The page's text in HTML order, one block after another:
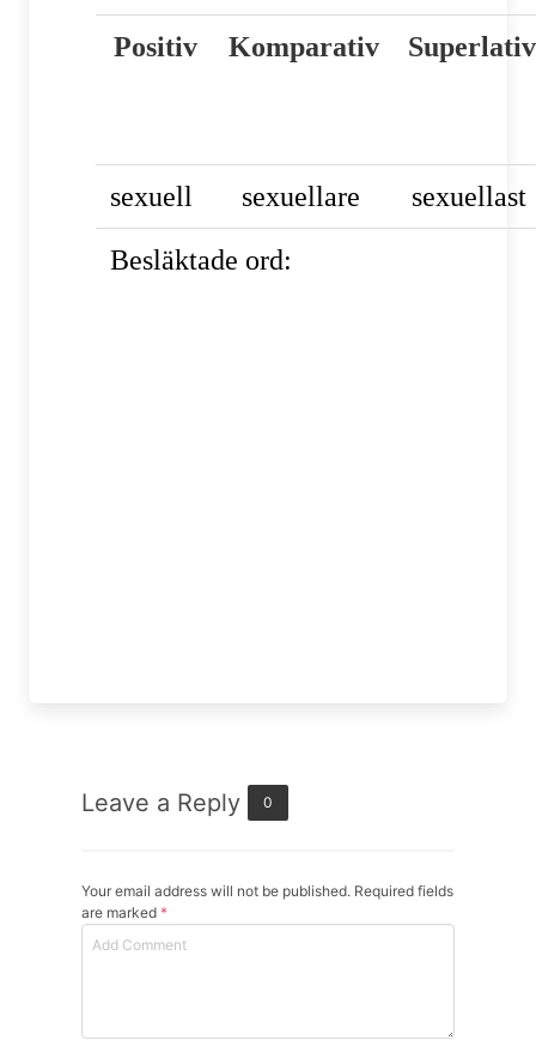
Positiv Komparativ Superlativ
sexuell sexuellare sexuellast
Besläktade ord:
Leave a Reply 0
Your email address will not be published. Required fields
are marked *